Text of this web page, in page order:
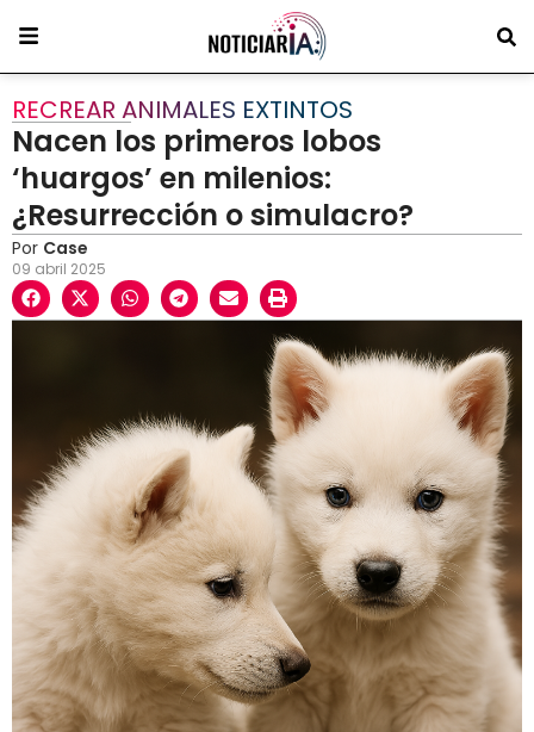
RECREAR ANIMALES EXTINTOS
Nacen los primeros lobos
‘huargos’ en milenios:
¿Resurrección o simulacro?
Por Case
09 abril 2025